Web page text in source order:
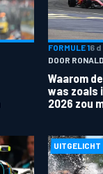
FORMULE 16 d
DOOR
Waarom
was zoals
2026 zou
UITGELICHT